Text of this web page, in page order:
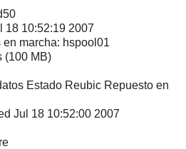
18 10:52:19 2007
marcha: hspool01
(100 MB)
Estado Reubic Repuesto en
Jul 18 10:52:00 2007